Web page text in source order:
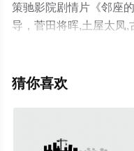
策驰影院剧情片《邻座
导，菅田将晖,土屋太凤,
边美波,佐野岳,佐野史
影网，更多相关信息可
猜你喜欢